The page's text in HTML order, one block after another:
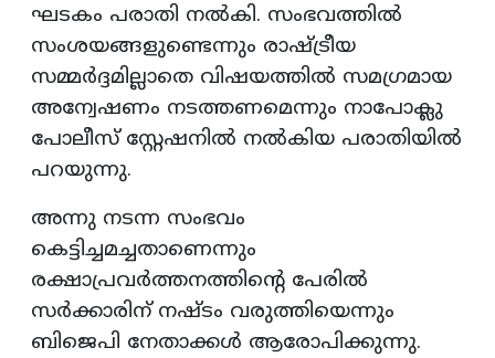
ഘടകം പരാതി നൽകി. സംഭവത്തിൽ
സംശയങ്ങളുണ്ടെന്നും രാഷ്ട്രീയ
സമ്മർദ്ദമില്ലാതെ വിഷയത്തിൽ സമഗ്രമായ
അന്വേഷണം നടത്തണമെന്നും നാപോക്ലു
പോലീസ് സ്റ്റേഷനിൽ നൽകിയ പരാതിയിൽ
പറയുന്നു.
അന്നു നടന്ന സംഭവം
കെട്ടിച്ചമച്ചതാണെന്നും
രക്ഷാപ്രവർത്തനത്തിന്റെ പേരിൽ
സർക്കാരിന് നഷ്ടം വരുത്തിയെന്നും
ബിജെപി നേതാക്കൾ ആരോപിക്കുന്നു.